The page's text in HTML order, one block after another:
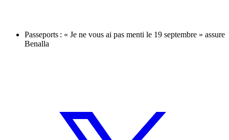
Passeports : « Je ne vous ai pas menti le 19 septembre » assure
Benalla